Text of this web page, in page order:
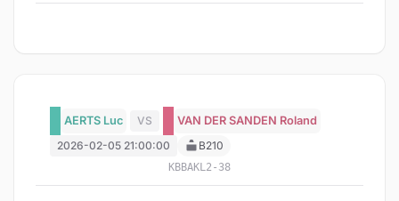
AERTS Luc VS
VAN DER SANDEN Roland
2026-02-05 21:00:00
B210
KBBAKL2-38